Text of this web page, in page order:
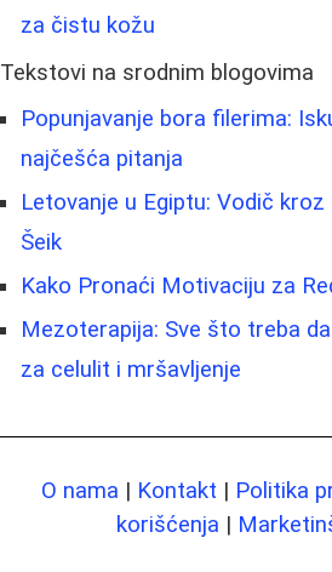
za čistu kožu
Tekstovi na srodnim blogovima
Popunjavanje bora filerima:
najčešća pitanja
Letovanje u Egiptu: Vodič
Šeik
Kako Pronaći Motivaciju za
Mezoterapija: Sve što treba
za celulit i mršavljenje
O nama | Kontakt | Politika
korišćenja |